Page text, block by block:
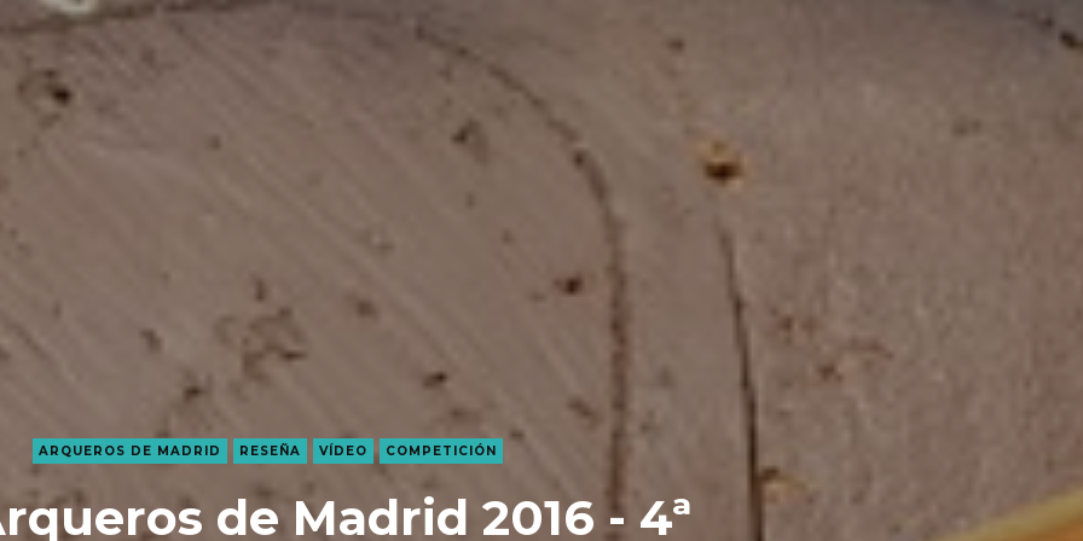
ARQUEROS DE MADRID RESEÑA VÍDEO COMPETICIÓN
de Madrid 2016 - 4ª